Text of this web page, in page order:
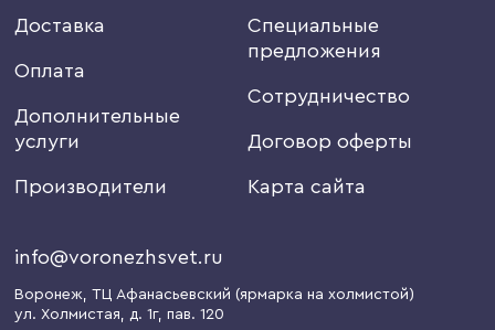
Доставка
Оплата
Дополнительные
услуги
Производители
Специальные
предложения
Сотрудничество
Договор оферты
Карта сайта
info@voronezhsvet.ru
Воронеж, ТЦ Афанасьевский (ярмарка на холмистой)
ул. Холмистая, д. 1г, пав. 120